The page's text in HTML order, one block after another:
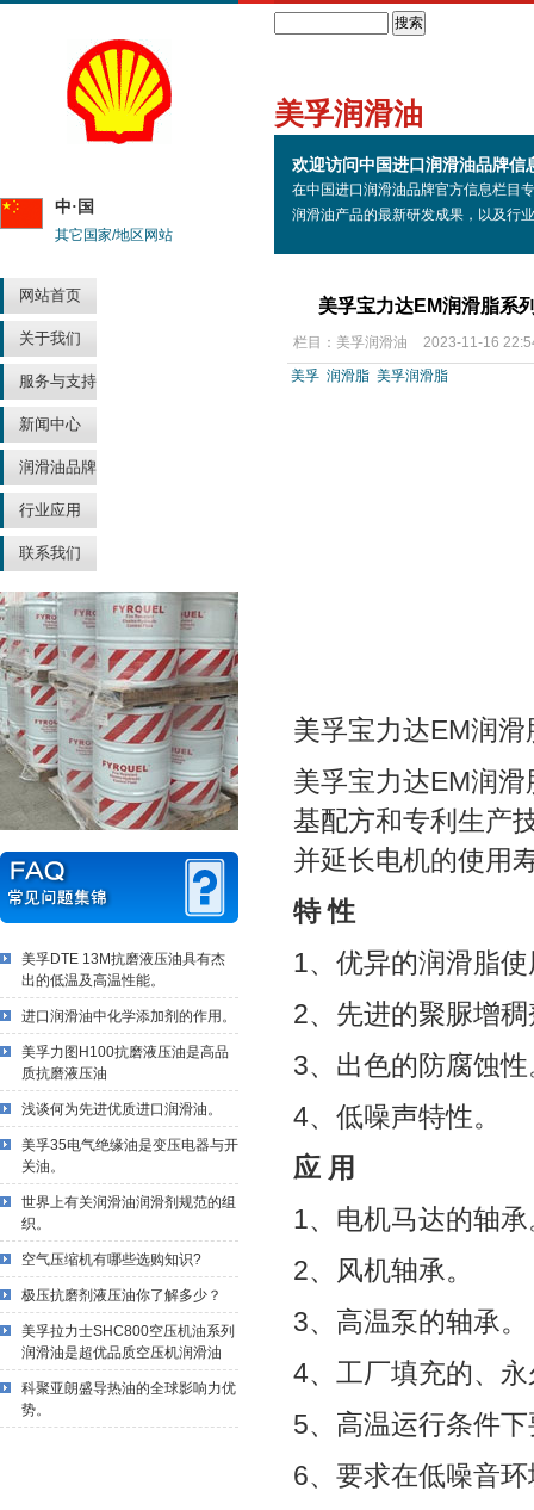
中·国
其它国家/地区网站
网站首页
关于我们
服务与支持
新闻中心
润滑油品牌
行业应用
联系我们
美孚DTE 13M抗磨液压油具有杰
出的低温及高温性能。
进口润滑油中化学添加剂的作用。
美孚力图H100抗磨液压油是高品
质抗磨液压油
浅谈何为先进优质进口润滑油。
美孚35电气绝缘油是变压电器与开
关油。
世界上有关润滑油润滑剂规范的组
织。
空气压缩机有哪些选购知识?
极压抗磨剂液压油你了解多少？
美孚拉力士SHC800空压机油系列
润滑油是超优品质空压机润滑油
科聚亚朗盛导热油的全球影响力优
势。
美孚润滑油
欢迎访问中国进口润滑油品牌信
在中国进口润滑油品牌官方信息栏目
润滑油产品的最新研发成果，以及行
美孚宝力达EM润滑脂系
栏目： 美孚润滑油
2023-11-16
美孚 润滑脂 美孚润滑脂
美孚宝力达EM润
美孚宝力达EM润
基配方和专利生产
并延长电机的使用
特 性
1、优异的润滑脂
2、先进的聚脲增
3、出色的防腐蚀性
4、低噪声特性。
应 用
1、电机马达的轴承
2、风机轴承。
3、高温泵的轴承。
4、工厂填充的、
5、高温运行条件
6、要求在低噪音